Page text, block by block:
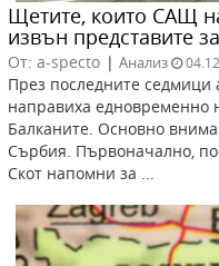
Щетите, които САЩ
извън представите
От: a-specto | Анализ
През последните седмици
направиха едновременно
Балканите. Основно
Сърбия. Първоначално,
Скот напомни за ...